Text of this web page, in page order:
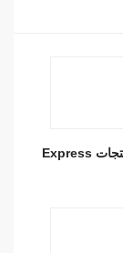
كوبون نون للتسوق — كاش باك وخصم على منتجات Express